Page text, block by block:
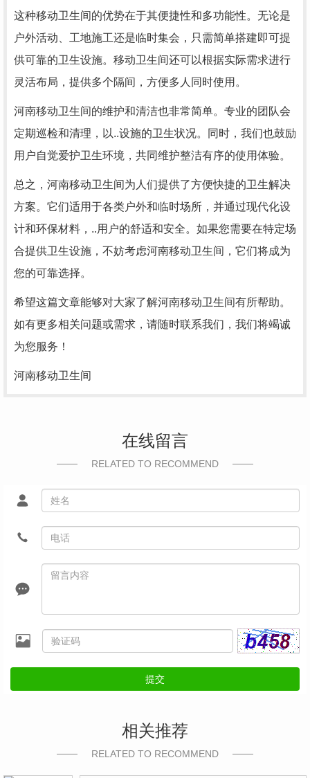
这种移动卫生间的优势在于其便捷性和多功能性。无论是
户外活动、工地施工还是临时集会，只需简单搭建即可提
供可靠的卫生设施。移动卫生间还可以根据实际需求进行
灵活布局，提供多个隔间，方便多人同时使用。
河南移动卫生间的维护和清洁也非常简单。专业的团队会
定期巡检和清理，以..设施的卫生状况。同时，我们也鼓励
用户自觉爱护卫生环境，共同维护整洁有序的使用体验。
总之，河南移动卫生间为人们提供了方便快捷的卫生解决
方案。它们适用于各类户外和临时场所，并通过现代化设
计和环保材料，..用户的舒适和安全。如果您需要在特定场
合提供卫生设施，不妨考虑河南移动卫生间，它们将成为
您的可靠选择。
希望这篇文章能够对大家了解河南移动卫生间有所帮助。
如有更多相关问题或需求，请随时联系我们，我们将竭诚
为您服务！
河南移动卫生间
在线留言
RELATED TO RECOMMEND
提交
相关推荐
RELATED TO RECOMMEND